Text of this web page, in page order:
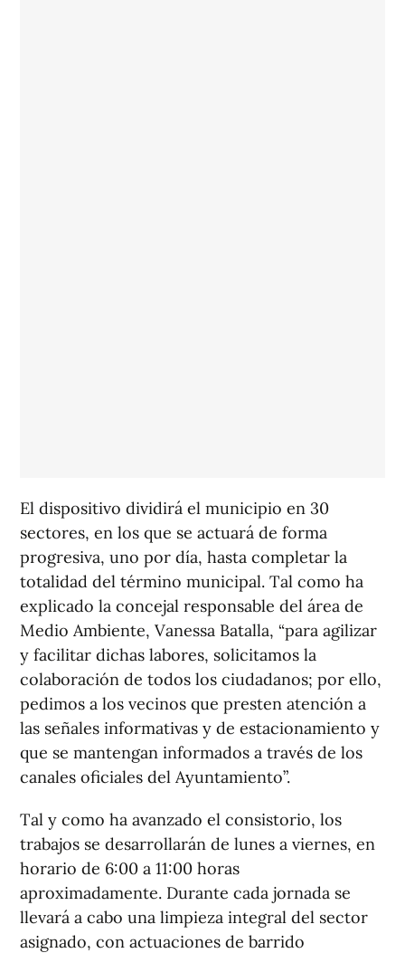
El dispositivo dividirá el municipio en 30
sectores, en los que se actuará de forma
progresiva, uno por día, hasta completar la
totalidad del término municipal. Tal como ha
explicado la concejal responsable del área de
Medio Ambiente, Vanessa Batalla, “para agilizar
y facilitar dichas labores, solicitamos la
colaboración de todos los ciudadanos; por ello,
pedimos a los vecinos que presten atención a
las señales informativas y de estacionamiento y
que se mantengan informados a través de los
canales oficiales del Ayuntamiento”.
Tal y como ha avanzado el consistorio, los
trabajos se desarrollarán de lunes a viernes, en
horario de 6:00 a 11:00 horas
aproximadamente. Durante cada jornada se
llevará a cabo una limpieza integral del sector
asignado, con actuaciones de barrido